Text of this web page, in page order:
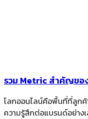
รวม Metric สำคัญขอ
โลกออนไลน์คือพื้นที่ที่ลูก
ความรู้สึกต่อแบรนด์อย่างเ